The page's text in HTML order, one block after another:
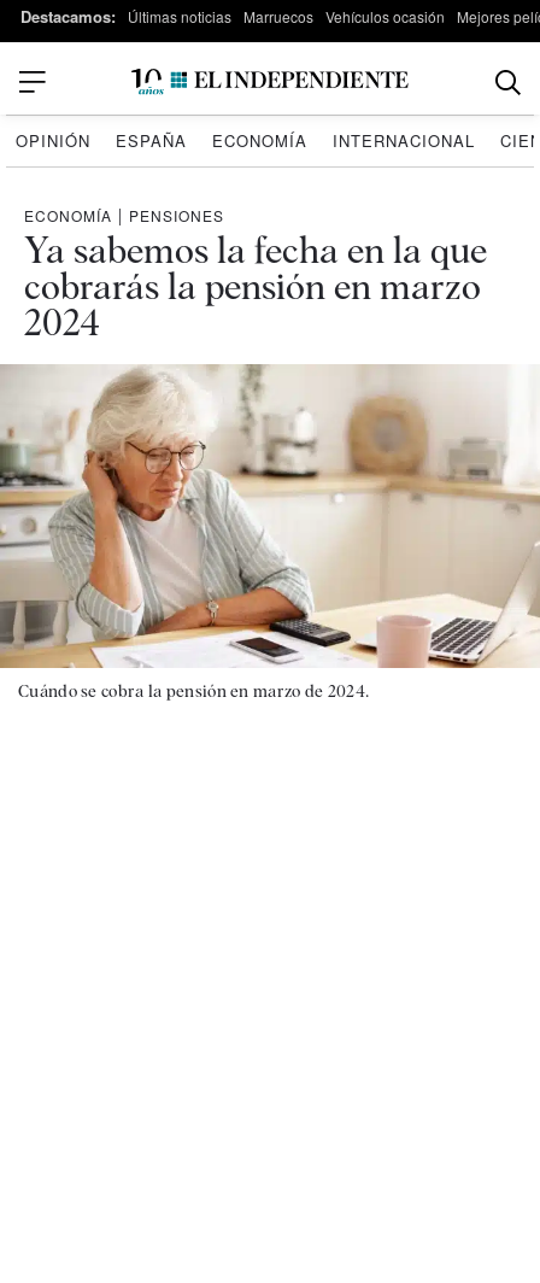
Destacamos: Últimas noticias Marruecos Vehículos ocasión Mejores
OPINIÓN ESPAÑA ECONOMÍA INTERNACIONAL
ECONOMÍA | PENSIONES
Ya sabemos la fecha en la que
cobrarás la pensión en marzo
2024
Cuándo se cobra la pensión en marzo de 2024.